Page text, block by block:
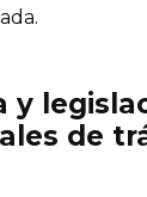
y
de